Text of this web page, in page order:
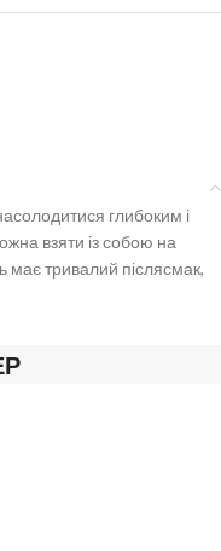
глибоким і
взяти із собою на
має тривалий післясмак,